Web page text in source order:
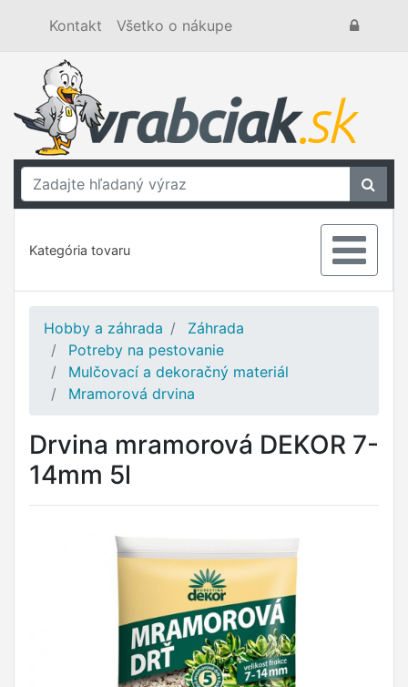
Kontakt Všetko o nákupe
Kategória tovaru
Hobby a záhrada
Záhrada
Potreby na pestovanie
Mulčovací a dekoračný materiál
Mramorová drvina
Drvina mramorová DEKOR 7-
14mm 5l